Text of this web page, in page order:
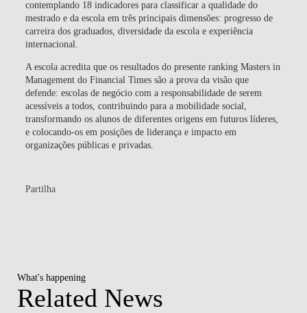
contemplando 18 indicadores para classificar a qualidade do
mestrado e da escola em três principais dimensões: progresso de
carreira dos graduados, diversidade da escola e experiência
internacional.
A escola acredita que os resultados do presente ranking Masters in
Management do Financial Times são a prova da visão que
defende: escolas de negócio com a responsabilidade de serem
acessíveis a todos, contribuindo para a mobilidade social,
transformando os alunos de diferentes origens em futuros líderes,
e colocando-os em posições de liderança e impacto em
organizações públicas e privadas.
Partilha
What's happening
Related News